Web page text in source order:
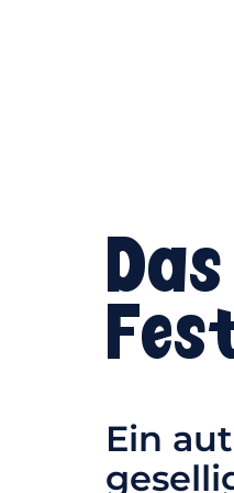
Ein